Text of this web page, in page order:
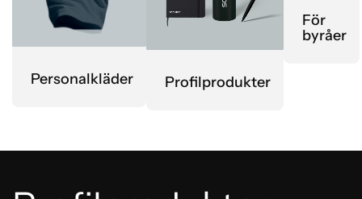
Personalkläder Profilprodukter
För
byråer